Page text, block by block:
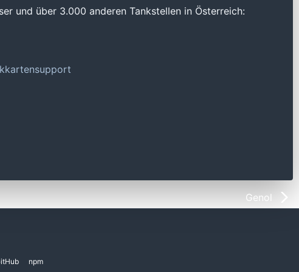
und über 3.000 anderen Tankstellen in Österreich:
Genol
npm